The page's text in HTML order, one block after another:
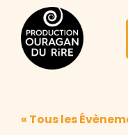
« Tous les